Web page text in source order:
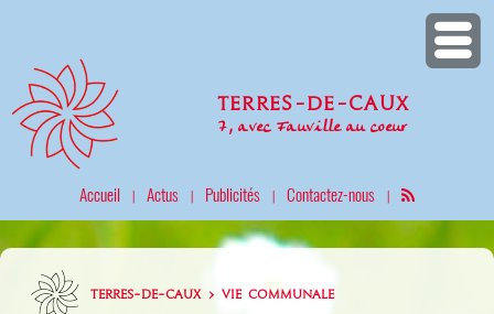
Terres-de-Caux
7, avec Fauville au coeur
Accueil | Actus | Publicités | Contactez-nous |
TERRES-DE-CAUX > VIE COMMUNALE